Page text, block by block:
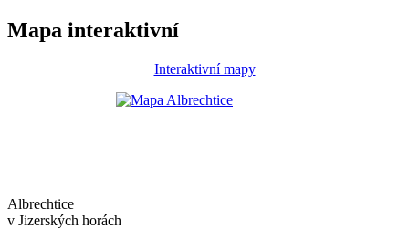
Mapa interaktivní
Interaktivní mapy
Albrechtice
v Jizerských horách